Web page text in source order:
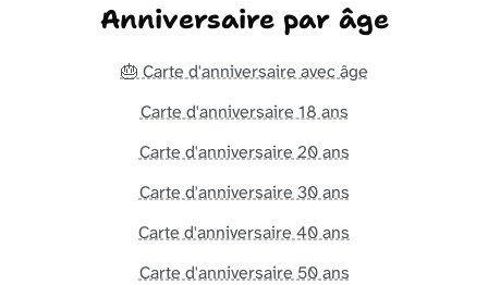
Anniversaire par âge
🎂 Carte d'anniversaire avec âge
Carte d'anniversaire 18 ans
Carte d'anniversaire 20 ans
Carte d'anniversaire 30 ans
Carte d'anniversaire 40 ans
Carte d'anniversaire 50 ans